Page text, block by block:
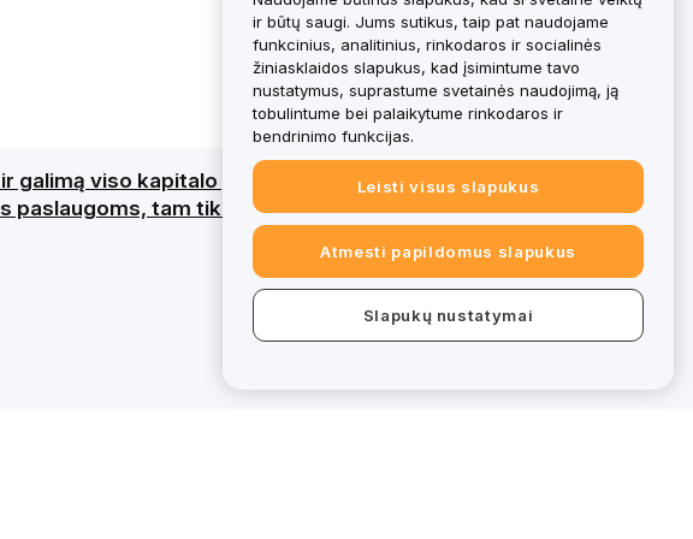
viso kapitalo praradimą. Išsamesnę apžvalgą rasi
paslaugoms, tam tikri bybit.eu pasiūlymai nepatenka į
ir būtų saugi. Jums sutikus, taip pat naudojame
funkcinius, analitinius, rinkodaros ir socialinės
žiniasklaidos slapukus, kad įsimintume tavo
nustatymus, suprastume svetainės naudojimą, ją
tobulintume bei palaikytume rinkodaros ir
bendrinimo funkcijas.
Leisti visus slapukus
Atmesti papildomus slapukus
Slapukų nustatymai